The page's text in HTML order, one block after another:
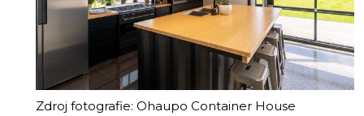
Zdroj fotografie: Ohaupo Container House